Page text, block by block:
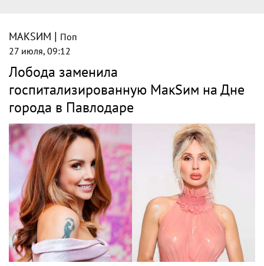
МАКSИМ | Поп
27 июля, 09:12
Лобода заменила
госпитализированную МакSим на Дне
города в Павлодаре